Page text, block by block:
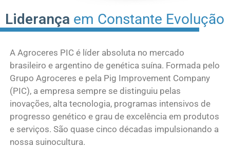
Liderança em Constante Evolução
A Agroceres PIC é líder absoluta no mercado
brasileiro e argentino de genética suína. Formada pelo
Grupo Agroceres e pela Pig Improvement Company
(PIC), a empresa sempre se distinguiu pelas
inovações, alta tecnologia, programas intensivos de
progresso genético e grau de excelência em produtos
e serviços. São quase cinco décadas impulsionando a
nossa suinocultura.